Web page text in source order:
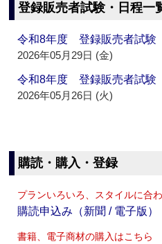
登録販売者試験・日程一
令和8年度 登録販売者試
2026年05月29日 (金)
令和8年度 登録販売者試
2026年05月26日 (火)
購読・購入・登録
プランいろいろ、スタイルに合
購読申込み（新聞 / 電子版）
書籍、電子商材の購入はこちら